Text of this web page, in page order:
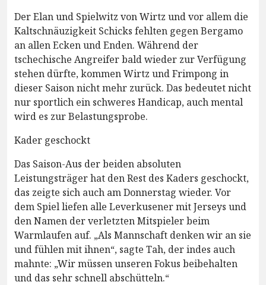
Der Elan und Spielwitz von Wirtz und vor allem die
Kaltschnäuzigkeit Schicks fehlten gegen Bergamo
an allen Ecken und Enden. Während der
tschechische Angreifer bald wieder zur Verfügung
stehen dürfte, kommen Wirtz und Frimpong in
dieser Saison nicht mehr zurück. Das bedeutet nicht
nur sportlich ein schweres Handicap, auch mental
wird es zur Belastungsprobe.
Kader geschockt
Das Saison-Aus der beiden absoluten
Leistungsträger hat den Rest des Kaders geschockt,
das zeigte sich auch am Donnerstag wieder. Vor
dem Spiel liefen alle Leverkusener mit Jerseys und
den Namen der verletzten Mitspieler beim
Warmlaufen auf. „Als Mannschaft denken wir an sie
und fühlen mit ihnen“, sagte Tah, der indes auch
mahnte: „Wir müssen unseren Fokus beibehalten
und das sehr schnell abschütteln.“